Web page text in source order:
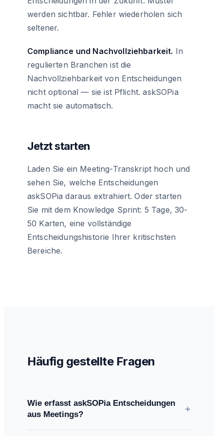
werden sichtbar. Fehler wiederholen sich
seltener.
Compliance und Nachvollziehbarkeit. In
regulierten Branchen ist die
Nachvollziehbarkeit von Entscheidungen
nicht optional — sie ist Pflicht. askSOPia
macht sie automatisch.
Jetzt starten
Laden Sie ein Meeting-Transkript hoch und
sehen Sie, welche Entscheidungen
askSOPia daraus extrahiert. Oder starten
Sie mit dem Knowledge Sprint: 5 Tage, 30-
50 Karten, eine vollständige
Entscheidungshistorie Ihrer kritischsten
Bereiche.
Häufig gestellte Fragen
Wie erfasst askSOPia Entscheidungen
aus Meetings?
+